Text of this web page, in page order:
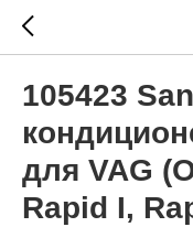
105423
для VAG
Rapid I,